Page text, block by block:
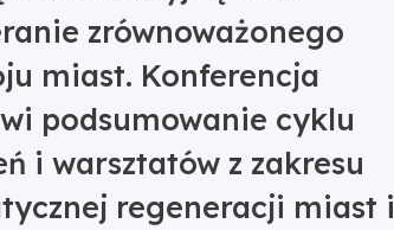
zrównoważonego
miast. Konferencja
podsumowanie cyklu
i warsztatów z zakresu
regeneracji miast i